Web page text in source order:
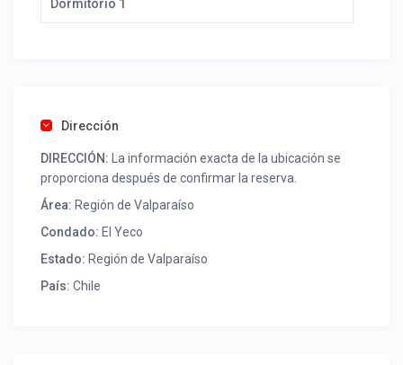
para que descanses y disfrutes de un sueño reparador.
*Disponibilidad:* todo septiembre y meses siguientes!
*Precio:* 30.000
*Contacto:* +56938761034
Dormitorio 1
Dirección
DIRECCIÓN: La información exacta de la ubicación se
proporciona después de confirmar la reserva.
Área: Región de Valparaíso
Condado: El Yeco
Estado: Región de Valparaíso
País: Chile